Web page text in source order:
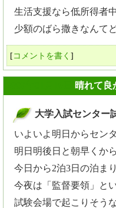
生活支援なら低所得者
少額のばら撒きなんて
[コメントを書く ]
晴れて良
大学入試センター
いよいよ明日からセン
明日明後日と朝早くか
今日から2泊3日の泊ま
今夜は「監督要領」と
試験会場で起こりそう